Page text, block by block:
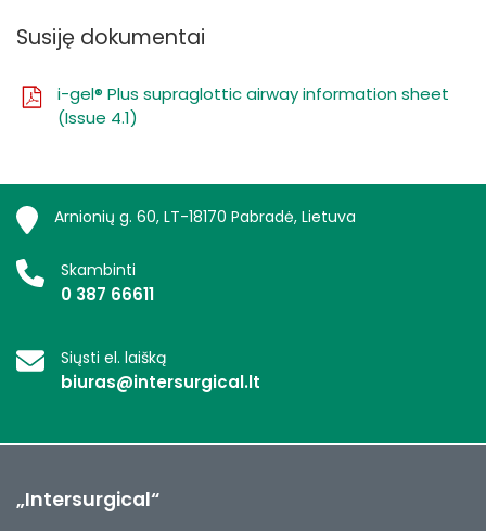
Susiję dokumentai
i-gel® Plus supraglottic airway information sheet
(Issue 4.1)
Arnionių g. 60, LT-18170 Pabradė, Lietuva
Skambinti
0 387 66611
Siųsti el. laišką
biuras@intersurgical.lt
„Intersurgical“